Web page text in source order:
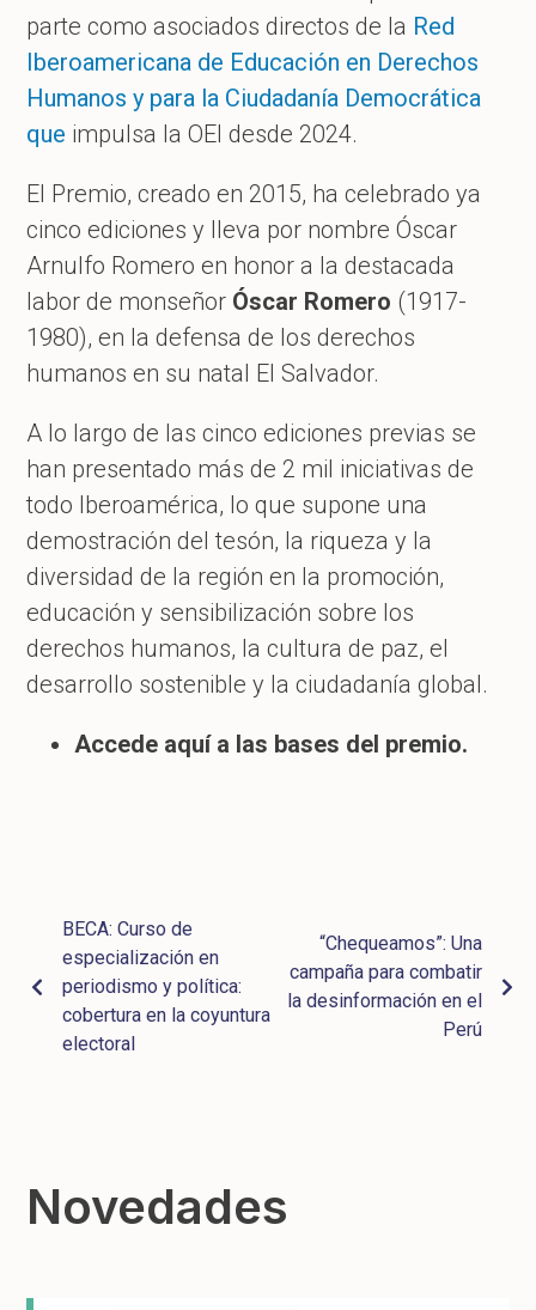
parte como asociados directos de la Red
Iberoamericana de Educación en Derechos
Humanos y para la Ciudadanía Democrática
que impulsa la OEI desde 2024.
El Premio, creado en 2015, ha celebrado ya
cinco ediciones y lleva por nombre Óscar
Arnulfo Romero en honor a la destacada
labor de monseñor Óscar Romero (1917-
1980), en la defensa de los derechos
humanos en su natal El Salvador.
A lo largo de las cinco ediciones previas se
han presentado más de 2 mil iniciativas de
todo Iberoamérica, lo que supone una
demostración del tesón, la riqueza y la
diversidad de la región en la promoción,
educación y sensibilización sobre los
derechos humanos, la cultura de paz, el
desarrollo sostenible y la ciudadanía global.
Accede aquí a las bases del premio.
BECA: Curso de
especialización en
periodismo y política:
cobertura en la coyuntura
electoral
“Chequeamos”: Una
campaña para combatir
la desinformación en el
Perú
Novedades